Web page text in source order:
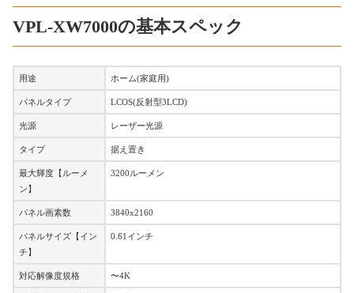
VPL-XW7000の基本スペック
用途 ホーム(家庭用)
パネルタイプ LCOS(反射型3LCD)
光源 レーザー光源
タイプ 据え置き
最大輝度【ルーメ
ン】
3200ルーメン
パネル画素数 3840x2160
パネルサイズ【イン
チ】
0.61インチ
対応解像度規格 〜4K